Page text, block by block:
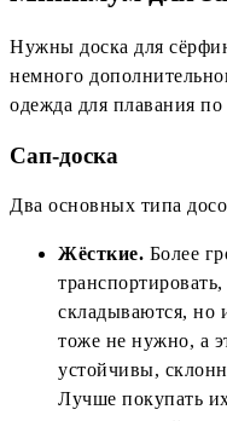
Нужны доска для
немного
одежда для плавания
Сап-доска
Два основных типа
Жёсткие. Более
складываются, но
тоже не нужно, а
устойчивы,
Лучше покупать